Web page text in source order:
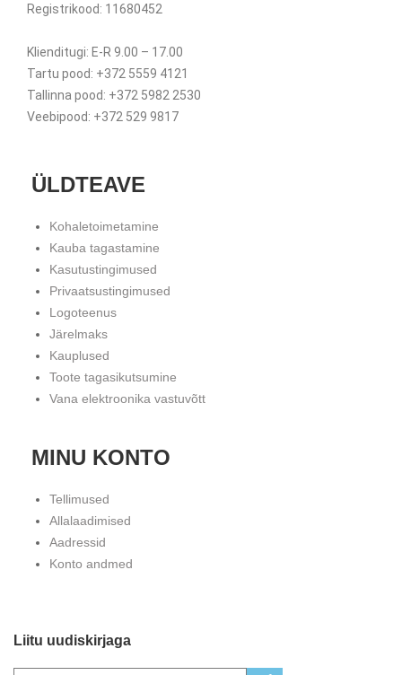
Registrikood: 11680452
Klienditugi: E-R 9.00 – 17.00
Tartu pood: +372 5559 4121
Tallinna pood: +372 5982 2530
Veebipood: +372 529 9817
ÜLDTEAVE
Kohaletoimetamine
Kauba tagastamine
Kasutustingimused
Privaatsustingimused
Logoteenus
Järelmaks
Kauplused
Toote tagasikutsumine
Vana elektroonika vastuvõtt
MINU KONTO
Tellimused
Allalaadimised
Aadressid
Konto andmed
Liitu uudiskirjaga